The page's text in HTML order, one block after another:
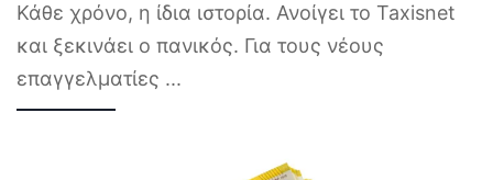
Κάθε χρόνο, η ίδια ιστορία. Ανοίγει το Taxisnet
και ξεκινάει ο πανικός. Για τους νέους
επαγγελματίες ...